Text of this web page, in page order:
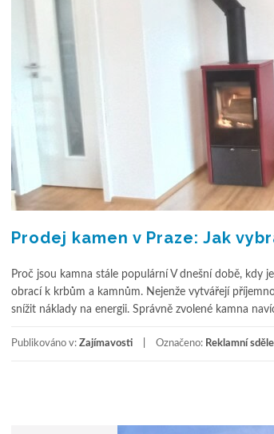
Prodej kamen v Praze: Jak
Proč jsou kamna stále populární V dnešní době, kdy
obrací k krbům a kamnům. Nejenže vytvářejí
snížit náklady na energii. Správně zvolené kamna
Publikováno v: Zajímavosti Označeno: Reklamní